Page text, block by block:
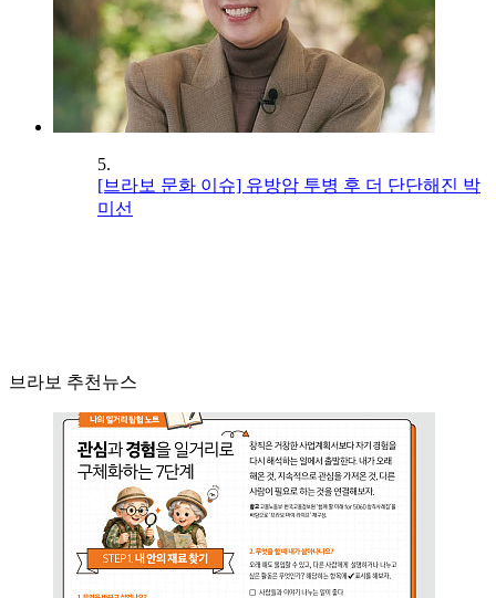
5.
[브라보 문화 이슈] 유방암 투병 후 더 단단해진 박
미선
브라보 추천뉴스